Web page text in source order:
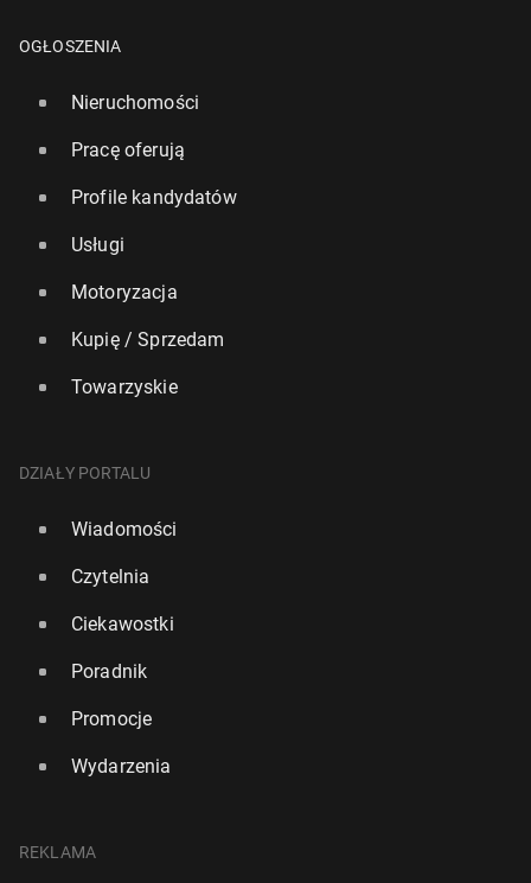
OGŁOSZENIA
Nieruchomości
Pracę oferują
Profile kandydatów
Usługi
Motoryzacja
Kupię / Sprzedam
Towarzyskie
DZIAŁY PORTALU
Wiadomości
Czytelnia
Ciekawostki
Poradnik
Promocje
Wydarzenia
REKLAMA